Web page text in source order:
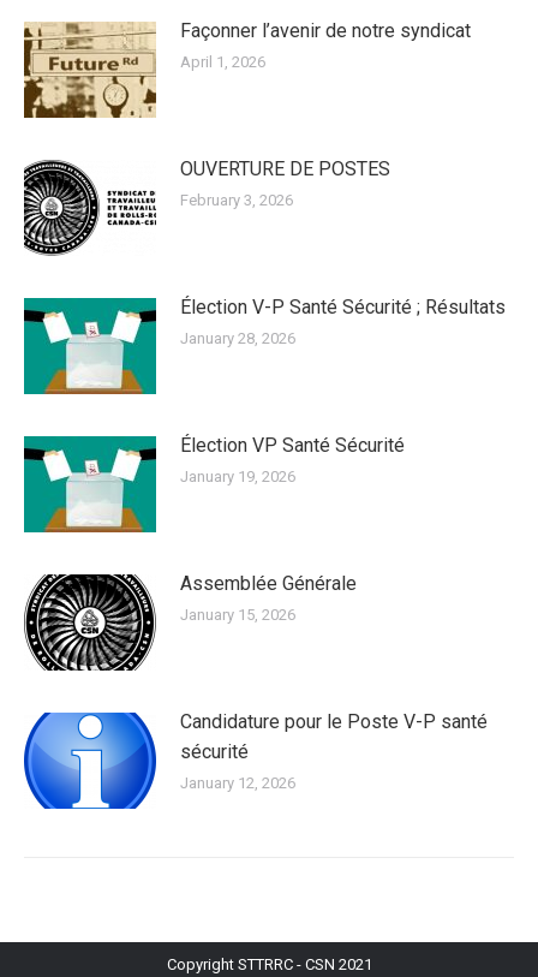
Façonner l’avenir de notre syndicat
April 1, 2026
OUVERTURE DE POSTES
February 3, 2026
Élection V-P Santé Sécurité ; Résultats
January 28, 2026
Élection VP Santé Sécurité
January 19, 2026
Assemblée Générale
January 15, 2026
Candidature pour le Poste V-P santé
sécurité
January 12, 2026
Copyright STTRRC - CSN 2021